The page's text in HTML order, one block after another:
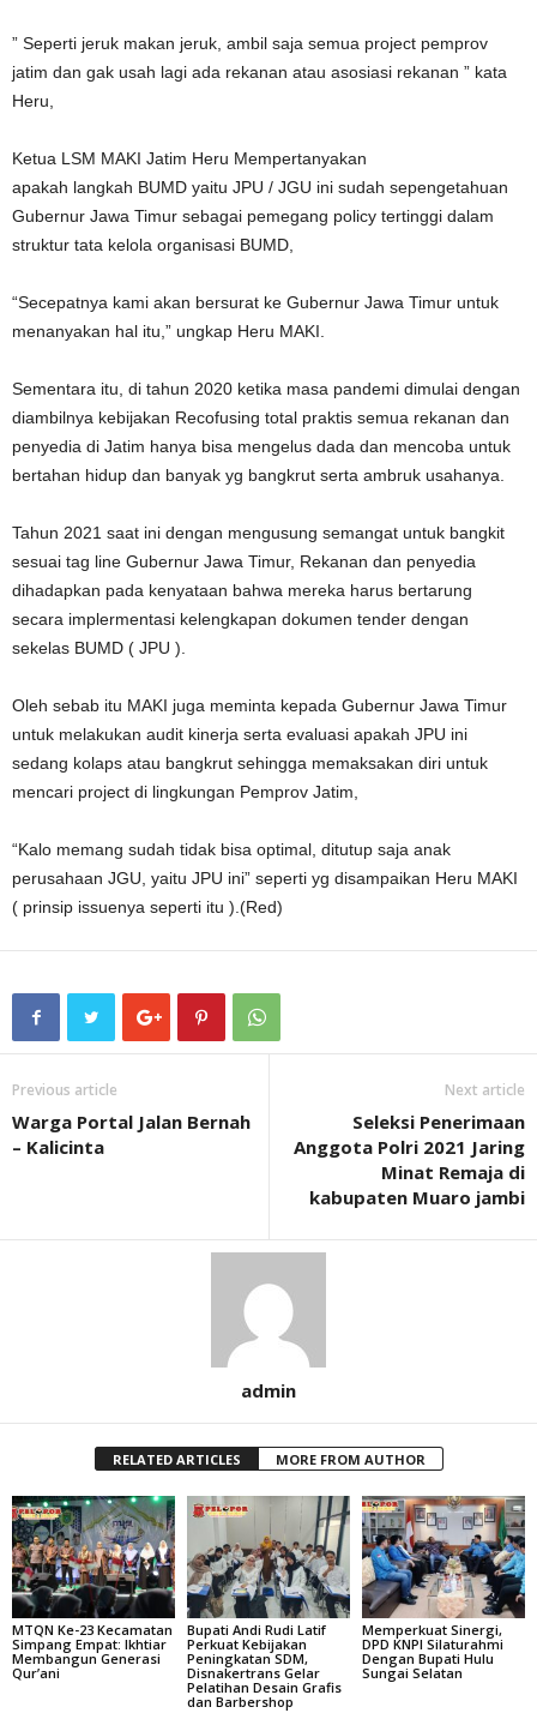
” Seperti jeruk makan jeruk, ambil saja semua project pemprov
jatim dan gak usah lagi ada rekanan atau asosiasi rekanan ” kata
Heru,
Ketua LSM MAKI Jatim Heru Mempertanyakan
apakah langkah BUMD yaitu JPU / JGU ini sudah sepengetahuan
Gubernur Jawa Timur sebagai pemegang policy tertinggi dalam
struktur tata kelola organisasi BUMD,
“Secepatnya kami akan bersurat ke Gubernur Jawa Timur untuk
menanyakan hal itu,” ungkap Heru MAKI.
Sementara itu, di tahun 2020 ketika masa pandemi dimulai dengan
diambilnya kebijakan Recofusing total praktis semua rekanan dan
penyedia di Jatim hanya bisa mengelus dada dan mencoba untuk
bertahan hidup dan banyak yg bangkrut serta ambruk usahanya.
Tahun 2021 saat ini dengan mengusung semangat untuk bangkit
sesuai tag line Gubernur Jawa Timur, Rekanan dan penyedia
dihadapkan pada kenyataan bahwa mereka harus bertarung
secara implermentasi kelengkapan dokumen tender dengan
sekelas BUMD ( JPU ).
Oleh sebab itu MAKI juga meminta kepada Gubernur Jawa Timur
untuk melakukan audit kinerja serta evaluasi apakah JPU ini
sedang kolaps atau bangkrut sehingga memaksakan diri untuk
mencari project di lingkungan Pemprov Jatim,
“Kalo memang sudah tidak bisa optimal, ditutup saja anak
perusahaan JGU, yaitu JPU ini” seperti yg disampaikan Heru MAKI
( prinsip issuenya seperti itu ).(Red)
Previous article
Warga Portal Jalan Bernah
– Kalicinta
Next article
Seleksi Penerimaan
Anggota Polri 2021 Jaring
Minat Remaja di
kabupaten Muaro jambi
admin
RELATED ARTICLES MORE FROM AUTHOR
MTQN Ke-23 Kecamatan
Simpang Empat: Ikhtiar
Membangun Generasi
Qur’ani
Bupati Andi Rudi Latif
Perkuat Kebijakan
Peningkatan SDM,
Disnakertrans Gelar
Pelatihan Desain Grafis
dan Barbershop
Memperkuat Sinergi,
DPD KNPI Silaturahmi
Dengan Bupati Hulu
Sungai Selatan